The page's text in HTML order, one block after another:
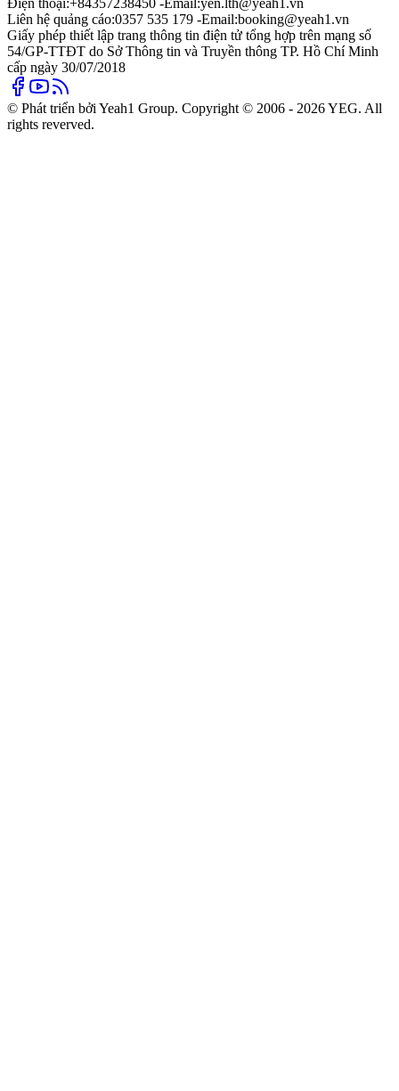
Liên hệ quảng cáo:0357 535 179 -Email:booking@yeah1.vn
Giấy phép thiết lập trang thông tin điện tử tổng hợp trên mạng số
54/GP-TTĐT do Sở Thông tin và Truyền thông TP. Hồ Chí Minh
cấp ngày 30/07/2018
© Phát triển bởi Yeah1 Group. Copyright © 2006 - 2026 YEG. All
rights reverved.